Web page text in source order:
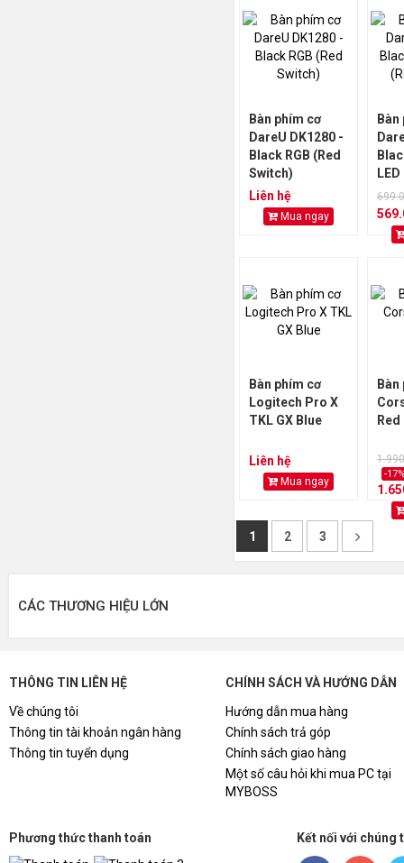
Bàn phím cơ
DareU DK1280 -
Black RGB (Red
Switch)
Liên hệ
Mua ngay
Bàn phím cơ
Logitech Pro X
TKL GX Blue
Liên hệ
Mua ngay
Red
-
1 2 3
CÁC THƯƠNG HIỆU LỚN
THÔNG TIN LIÊN HỆ
Về chúng tôi
Thông tin tài khoản ngân hàng
Thông tin tuyển dụng
CHÍNH SÁCH VÀ HƯỚNG DẪN
Hướng dẫn mua hàng
Chính sách trả góp
Chính sách giao hàng
Một số câu hỏi khi mua PC tại
MYBOSS
Phương thức thanh toán Kết nối với chúng